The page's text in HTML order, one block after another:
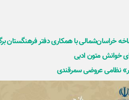
خراسان‌شمالی با همکاری دفتر فرهنگستان
خوانش متون ادبی
نظامی عروضی سمرقندی